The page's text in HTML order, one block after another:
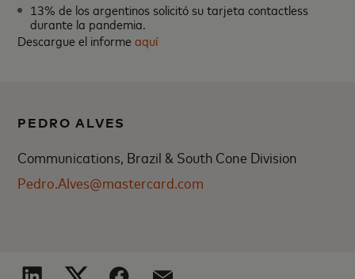
13% de los argentinos solicitó su tarjeta contactless
durante la pandemia.
Descargue el informeaquí
PEDRO ALVES
Communications, Brazil & South Cone Division
Pedro.Alves@mastercard.com